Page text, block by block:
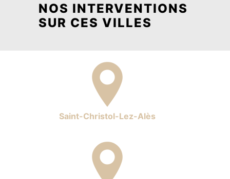
NOS INTERVENTIONS
SUR CES VILLES
Saint-Christol-Lez-Alès